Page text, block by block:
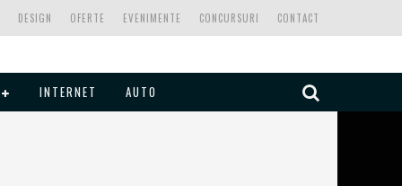
CONTACT
CONCURSURI
EVENIMENTE
OFERTE
DESIGN
INTERNET AUTO